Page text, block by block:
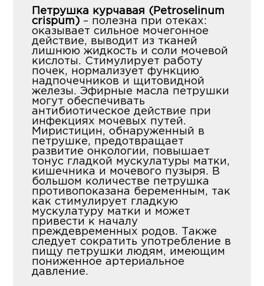
Петрушка курчавая (Petroselinum
crispum) – полезна при отеках:
оказывает сильное мочегонное
действие, выводит из тканей
лишнюю жидкость и соли мочевой
кислоты. Стимулирует работу
почек, нормализует функцию
надпочечников и щитовидной
железы. Эфирные масла петрушки
могут обеспечивать
антибиотическое действие при
инфекциях мочевых путей.
Миристицин, обнаруженный в
петрушке, предотвращает
развитие онкологии, повышает
тонус гладкой мускулатуры матки,
кишечника и мочевого пузыря. В
большом количестве петрушка
противопоказана беременным, так
как стимулирует гладкую
мускулатуру матки и может
привести к началу
преждевременных родов. Также
следует сократить употребление в
пищу петрушки людям, имеющим
пониженное артериальное
давление.